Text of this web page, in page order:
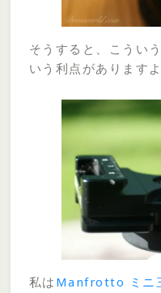
そうすると、こうい
いう利点がありますよ
私は Manfrotto ミニ